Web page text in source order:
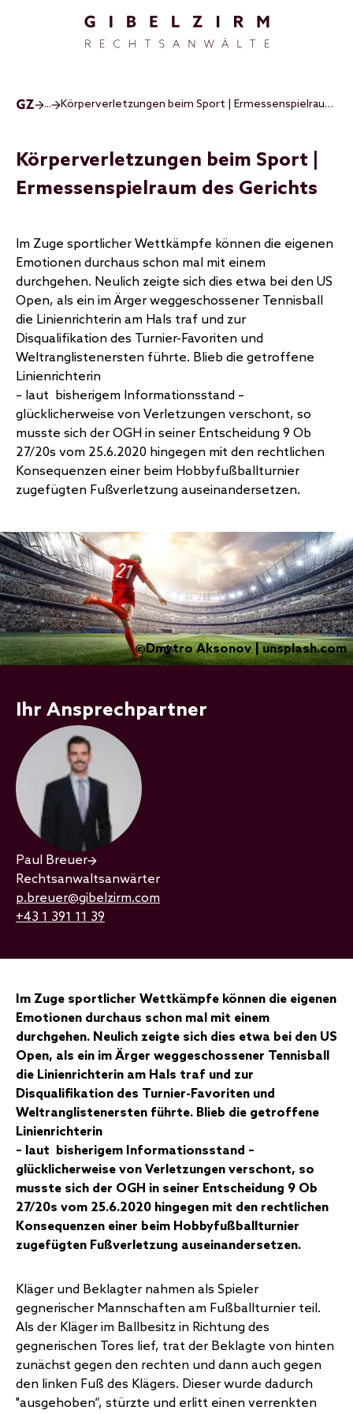
... Körperverletzungen beim Sport | Ermessenspielraum des Gerichts
Körperverletzungen beim Sport |
Ermessenspielraum des Gerichts
Im Zuge sportlicher Wettkämpfe können die eigenen
Emotionen durchaus schon mal mit einem
durchgehen. Neulich zeigte sich dies etwa bei den US
Open, als ein im Ärger weggeschossener Tennisball
die Linienrichterin am Hals traf und zur
Disqualifikation des Turnier-Favoriten und
Weltranglistenersten führte. Blieb die getroffene
Linienrichterin
– laut bisherigem Informationsstand –
glücklicherweise von Verletzungen verschont, so
musste sich der OGH in seiner Entscheidung 9 Ob
27/20s vom 25.6.2020 hingegen mit den rechtlichen
Konsequenzen einer beim Hobbyfußballturnier
zugefügten Fußverletzung auseinandersetzen.
©Dmytro Aksonov | unsplash.com
Ihr Ansprechpartner
Paul Breuer
Rechtsanwaltsanwärter
p.breuer@gibelzirm.com
+43 1 391 11 39
Im Zuge sportlicher Wettkämpfe können die eigenen
Emotionen durchaus schon mal mit einem
durchgehen. Neulich zeigte sich dies etwa bei den US
Open, als ein im Ärger weggeschossener Tennisball
die Linienrichterin am Hals traf und zur
Disqualifikation des Turnier-Favoriten und
Weltranglistenersten führte. Blieb die getroffene
Linienrichterin
– laut bisherigem Informationsstand –
glücklicherweise von Verletzungen verschont, so
musste sich der OGH in seiner Entscheidung 9 Ob
27/20s vom 25.6.2020 hingegen mit den rechtlichen
Konsequenzen einer beim Hobbyfußballturnier
zugefügten Fußverletzung auseinandersetzen.
Kläger und Beklagter nahmen als Spieler
gegnerischer Mannschaften am Fußballturnier teil.
Als der Kläger im Ballbesitz in Richtung des
gegnerischen Tores lief, trat der Beklagte von hinten
zunächst gegen den rechten und dann auch gegen
den linken Fuß des Klägers. Dieser wurde dadurch
"ausgehoben“, stürzte und erlitt einen verrenkten